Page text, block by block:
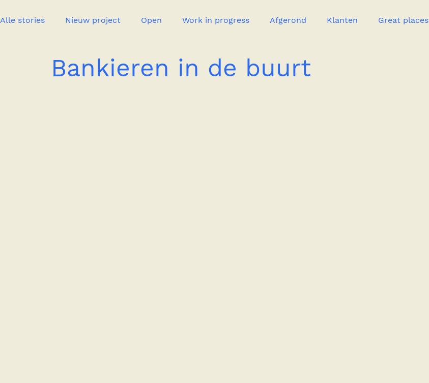
Alle stories Nieuw project Open Work in progress Afgerond Klanten Great places
Office life Insight Event Publicatie Great Heroes
Bankieren in de buurt